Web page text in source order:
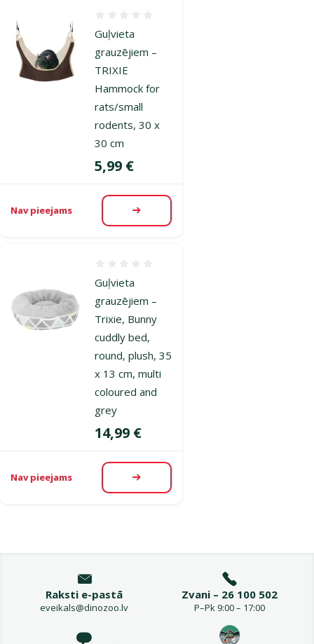
Guļvieta
grauzējiem –
TRIXIE
Hammock for
rats/small
rodents, 30 x
30 cm
Cena
5,99 €
Nav pieejams Apskatīt
Guļvieta
grauzējiem –
Trixie, Bunny
cuddly bed,
round, plush, 35
x 13 cm, multi
coloured and
grey
Cena
14,99 €
Nav pieejams Apskatīt
Raksti e-pastā
eveikals@dinozoo.lv
Zvani – 26 100 502
P–Pk 9:00 – 17:00